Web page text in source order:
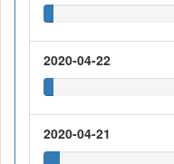
2020-04-22
2020-04-21